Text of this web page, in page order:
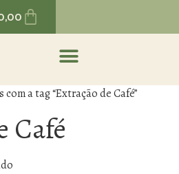
a tag “Extração de Café”
Café